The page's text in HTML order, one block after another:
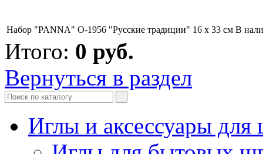
Набор "PANNA" O-1956 "Русские традиции" 16 х 33 см В
Итого: 0 руб.
Вернуться в раздел
Иглы и аксессуары